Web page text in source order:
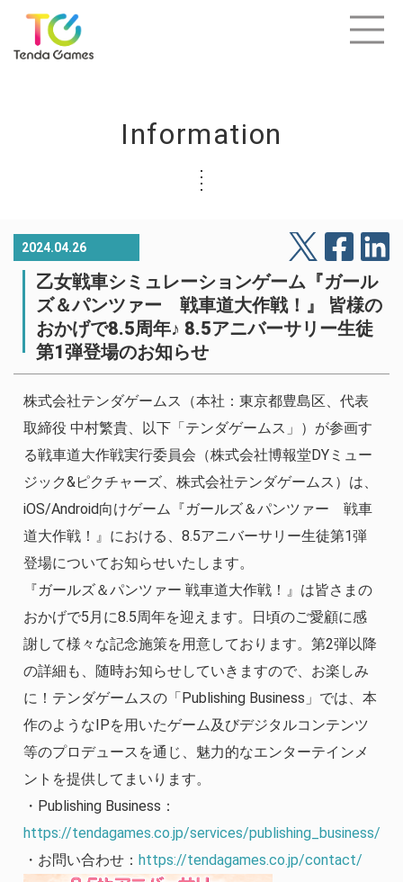
Information
2024.04.26
乙女戦車シミュレーションゲーム『ガール
ズ＆パンツァー 戦車道大作戦！』 皆様の
おかげで8.5周年♪ 8.5アニバーサリー生徒
第1弾登場のお知らせ
株式会社テンダゲームス（本社：東京都豊島区、代表
取締役 中村繁貴、以下「テンダゲームス」）が参画す
る戦車道大作戦実行委員会（株式会社博報堂DYミュー
ジック&ピクチャーズ、株式会社テンダゲームス）は、
iOS/Android向けゲーム『ガールズ＆パンツァー 戦車
道大作戦！』における、8.5アニバーサリー生徒第1弾
登場についてお知らせいたします。
『ガールズ＆パンツァー 戦車道大作戦！』は皆さまの
おかげで5月に8.5周年を迎えます。日頃のご愛顧に感
謝して様々な記念施策を用意しております。第2弾以降
の詳細も、随時お知らせしていきますので、お楽しみ
に！テンダゲームスの「Publishing Business」では、本
作のようなIPを用いたゲーム及びデジタルコンテンツ
等のプロデュースを通じ、魅力的なエンターテインメ
ントを提供してまいります。
・Publishing Business：
https://tendagames.co.jp/services/publishing_business/
・お問い合わせ： https://tendagames.co.jp/contact/